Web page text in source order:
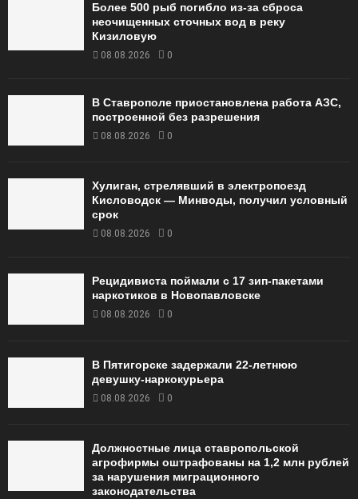
Более 500 рыб погибло из-за сброса
неочищенных сточных вод в реку
Кизиловую
08.08.2026 0
В Ставрополе приостановлена работа АЗС,
построенной без разрешения
08.08.2026 0
Хулиган, стрелявший в электропоезд
Кисловодск — Минводы, получил условный
срок
08.08.2026 0
Рецидивиста поймали с 17 зип-пакетами
наркотиков в Новопавловске
08.08.2026 0
В Пятигорске задержали 22-летнюю
девушку-наркокурьера
08.08.2026 0
Должностные лица ставропольской
агрофирмы оштрафованы на 1,2 млн рублей
за нарушения миграционного
законодательства